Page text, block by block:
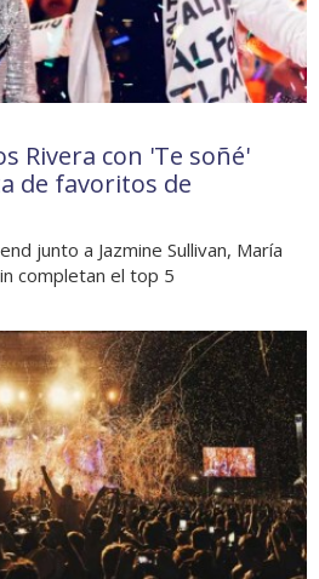
Rivera con 'Te soñé'
de favoritos de
junto a Jazmine Sullivan, María
completan el top 5